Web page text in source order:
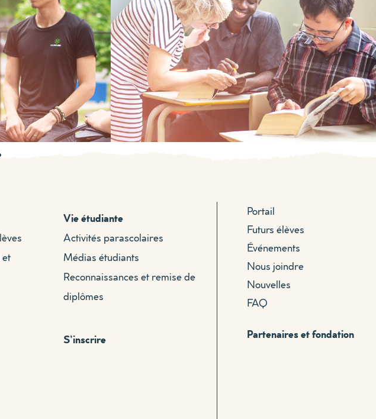
Vie étudiante
Activités parascolaires
Médias étudiants
Reconnaissances et remise de
diplômes
S’inscrire
Portail
Futurs élèves
Événements
Nous joindre
Nouvelles
FAQ
Partenaires et fondation